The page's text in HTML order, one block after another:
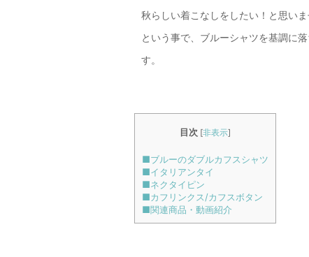
秋らしい着こなしをしたい！と思い
という事で、ブルーシャツを基調に
す。
目次 [非表示]
■ブルーのダブルカフスシャツ
■イタリアンタイ
■ネクタイピン
■カフリンクス/カフスボタン
■関連商品・動画紹介